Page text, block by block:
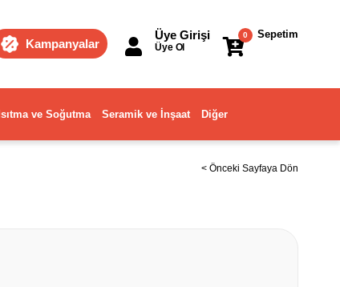
Kampanyalar
Sepetim
0
Üye Girişi
Üye Ol
Isıtma ve Soğutma Seramik ve İnşaat Diğer
< Önceki Sayfaya Dön